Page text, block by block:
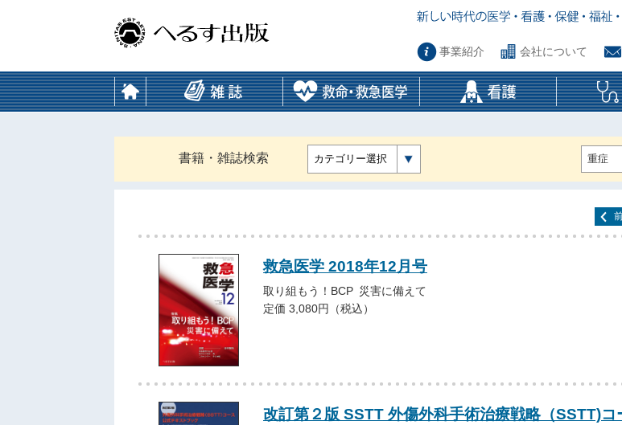
事業紹介 会社について
書籍・雑誌検索 カテゴリー選択
救急医学 2018年12月号
取り組もう！BCP 災害に備えて
定価 3,080円（税込）
改訂第２版 SSTT 外傷外科手術治療戦略（SSTT)コ